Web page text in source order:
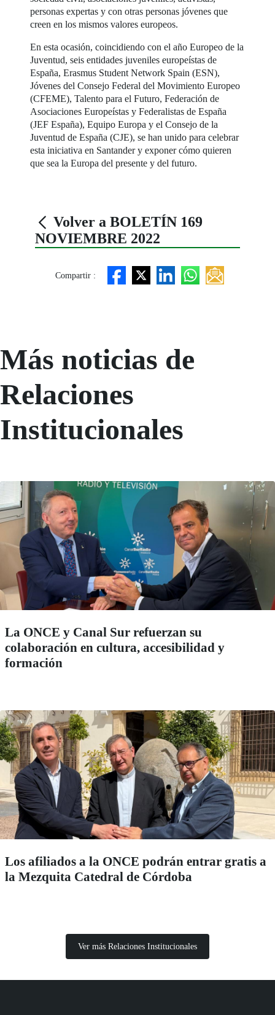
personas expertas y con otras personas jóvenes que
creen en los mismos valores europeos.
En esta ocasión, coincidiendo con el año Europeo de la
Juventud, seis entidades juveniles europeístas de
España, Erasmus Student Network Spain (ESN),
Jóvenes del Consejo Federal del Movimiento Europeo
(CFEME), Talento para el Futuro, Federación de
Asociaciones Europeístas y Federalistas de España
(JEF España), Equipo Europa y el Consejo de la
Juventud de España (CJE), se han unido para celebrar
esta iniciativa en Santander y exponer cómo quieren
que sea la Europa del presente y del futuro.
Volver a BOLETÍN 169
NOVIEMBRE 2022
Compartir :
Más noticias de
Relaciones
Institucionales
La ONCE y Canal Sur refuerzan su
colaboración en cultura, accesibilidad y
formación
Los afiliados a la ONCE podrán entrar gratis a
la Mezquita Catedral de Córdoba
Ver más Relaciones Institucionales